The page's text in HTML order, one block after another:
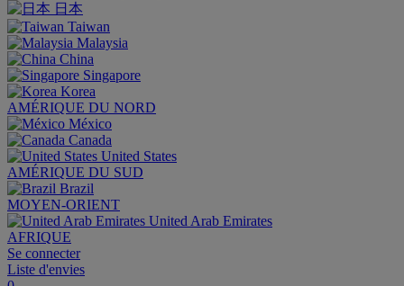
日本
Taiwan
Malaysia
China
Singapore
Korea
AMÉRIQUE DU NORD
México
Canada
United States
AMÉRIQUE DU SUD
Brazil
MOYEN-ORIENT
United Arab Emirates
AFRIQUE
Se connecter
Liste d'envies